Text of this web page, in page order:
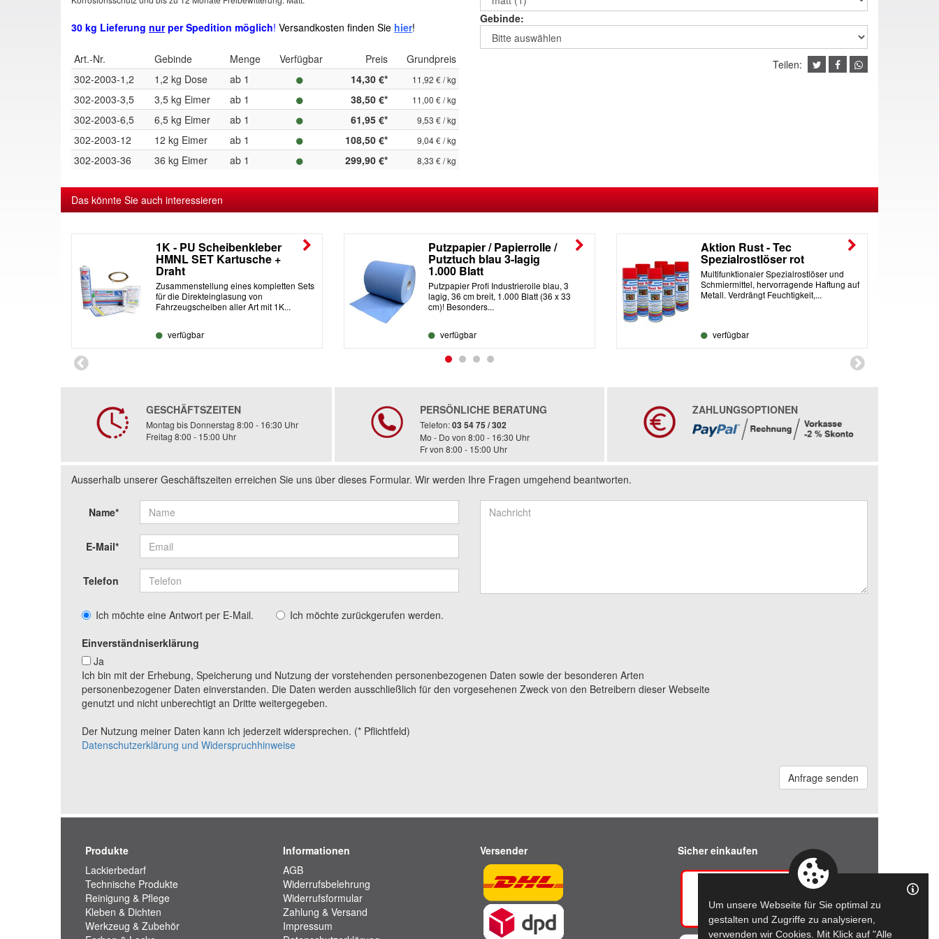
30 kg Lieferung nurper Spedition möglich! Versandkosten finden Sie hier!
Art.-Nr. Gebinde Menge Verfügbar Preis
Grundpreis
302-2003-1,2
1,2 kg Dose ab 1 14,30 €* 11,92 € / kg
302-2003-3,5 3,5 kg Eimer ab 1 38,50 €* 11,00 € / kg
302-2003-6,5 6,5 kg Eimer ab 1 61,95 €* 9,53 € / kg
302-2003-12 12 kg Eimer ab 1 108,50 €* 9,04 € / kg
302-2003-36 36 kg Eimer ab 1 299,90 €* 8,33 € / kg
Gebinde:
Teilen:
Das könnte Sie auch interessieren
1K - PU Scheibenkleber
HMNL SET Kartusche +
Draht
Zusammenstellung eines kompletten Sets
für die Direkteinglasung von
Fahrzeugscheiben aller Art mit 1K...
verfügbar
Putzpapier / Papierrolle /
Putztuch blau 3-lagig
1.000 Blatt
Putzpapier Profi Industrierolle blau, 3
lagig, 36 cm breit, 1.000 Blatt (36 x 33
cm)! Besonders...
verfügbar
Aktion Rust - Tec
Spezialrostlöser rot
Multifunktionaler Spezialrostlöser und
Schmiermittel, hervorragende Haftung auf
Metall. Verdrängt Feuchtigkeit,...
verfügbar
GESCHÄFTSZEITEN
Montag bis Donnerstag 8:00 - 16:30 Uhr
Freitag 8:00 - 15:00 Uhr
PERSÖNLICHE BERATUNG
Telefon:03 54 75 / 302
Mo - Do von 8:00 - 16:30 Uhr
Fr von 8:00 - 15:00 Uhr
ZAHLUNGSOPTIONEN
Ausserhalb unserer Geschäftszeiten erreichen Sie uns über dieses Formular. Wir werden Ihre Fragen umgehend beantworten.
Name*
E-Mail*
Telefon
Ich möchte eine Antwort per E-Mail.
Ich möchte zurückgerufen werden.
Einverständniserklärung
Ja
Ich bin mit der Erhebung, Speicherung und Nutzung der vorstehenden personenbezogenen Daten sowie der besonderen Arten
personenbezogener Daten einverstanden. Die Daten werden ausschließlich für den vorgesehenen Zweck von den Betreibern dieser Webseite
genutzt und nicht unberechtigt an Dritte weitergegeben.
Der Nutzung meiner Daten kann ich jederzeit widersprechen. (* Pflichtfeld)
Datenschutzerklärung und Widerspruchhinweise
Anfrage senden
Produkte
Lackierbedarf
Technische Produkte
Reinigung & Pflege
Kleben & Dichten
Werkzeug & Zubehör
Informationen
AGB
Widerrufsbelehrung
Widerrufsformular
Zahlung & Versand
Impressum
Versender Sicher einkaufen
Um unsere Webseite für Sie optimal zu
gestalten und Zugriffe zu analysieren,
verwenden wir Cookies. Mit Klick auf "Alle